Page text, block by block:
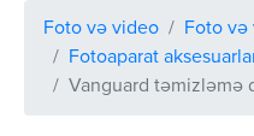
Foto və video
Foto və
Fotoaparat
Vanguard təmizləmə